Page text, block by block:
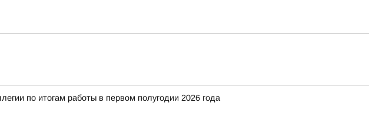
по итогам работы в первом полугодии 2026 года